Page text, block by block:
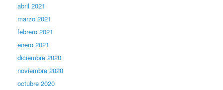
abril 2021
marzo 2021
febrero 2021
enero 2021
diciembre 2020
noviembre 2020
octubre 2020